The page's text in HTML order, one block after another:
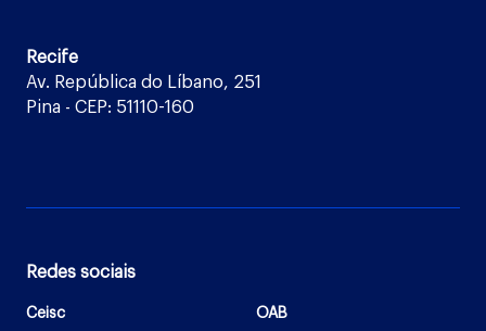
Recife
Av. República do Líbano, 251
Pina - CEP: 51110-160
Redes sociais
Ceisc OAB